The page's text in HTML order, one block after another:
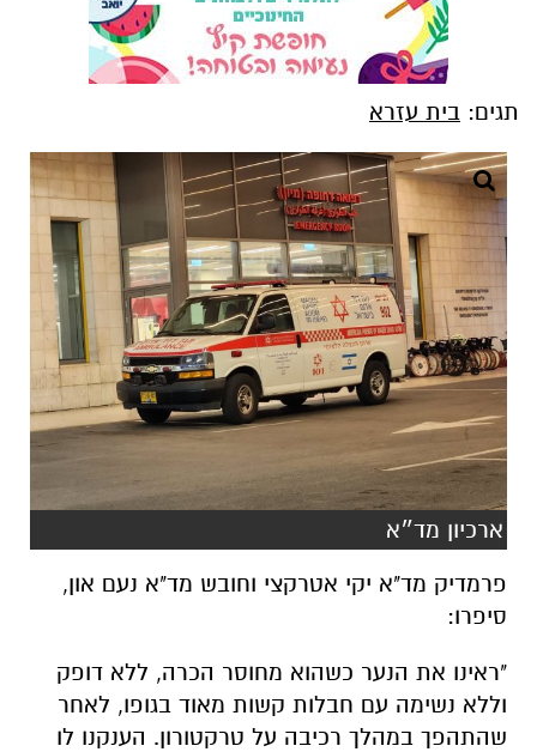
תגים: בית עזרא
ארכיון מד״א
פרמדיק מד"א יקי אטרקצי וחובש מד"א נעם און,
סיפרו:
"ראינו את הנער כשהוא מחוסר הכרה, ללא דופק
וללא נשימה עם חבלות קשות מאוד בגופו, לאחר
שהתהפך במהלך רכיבה על טרקטורון. הענקנו לו